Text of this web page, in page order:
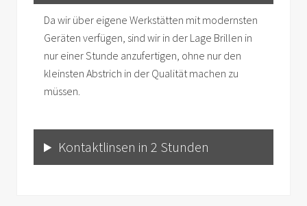
Da wir über eigene Werkstätten mit modernsten
Geräten verfügen, sind wir in der Lage Brillen in
nur einer Stunde anzufertigen, ohne nur den
kleinsten Abstrich in der Qualität machen zu
müssen.
Kontaktlinsen in 2 Stunden